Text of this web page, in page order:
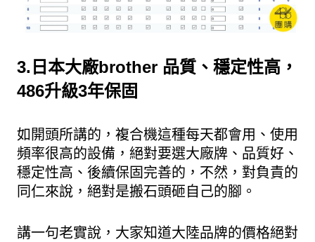
3.日本大廠brother 品質、穩定性高，
486升級3年保固
如開頭所講的，複合機這種每天都會用、使用
頻率很高的設備，絕對要選大廠牌、品質好、
穩定性高、後續保固完善的，不然，對負責的
同仁來說，絕對是搬石頭砸自己的腳。
講一句老實說，大家知道大陸品牌的價格絕對